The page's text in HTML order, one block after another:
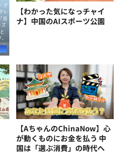
【わかった気になっチャイ
ナ】中国のAIスポーツ公園
【AちゃんのChinaNow】心
が動くものにお金を払う 中
国は「選ぶ消費」の時代へ